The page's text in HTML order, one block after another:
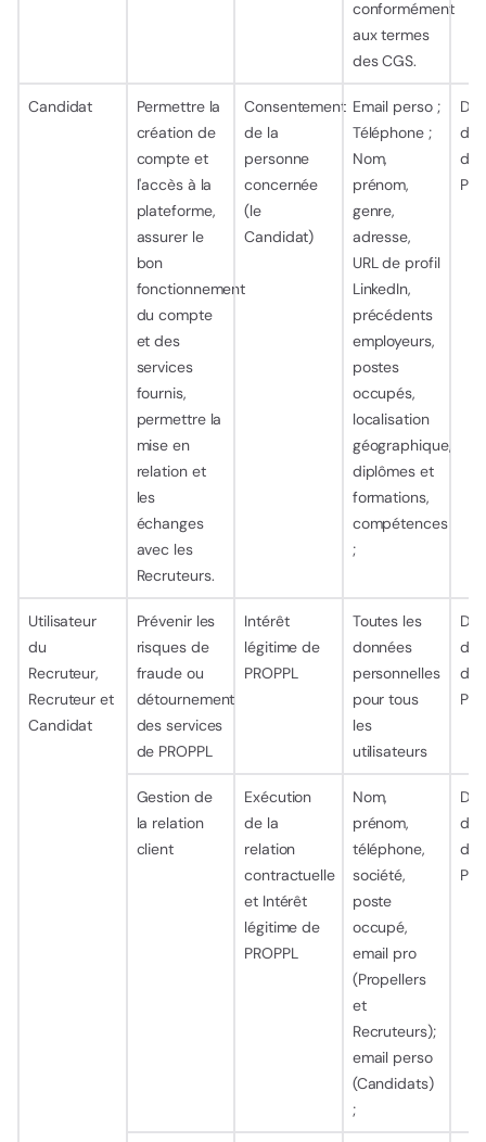
conformément
aux termes
des CGS.
Candidat
Permettre la
création de
compte et
l'accès à la
plateforme,
assurer le
bon
fonctionnement
du compte
et des
services
fournis,
permettre la
mise en
relation et
les
échanges
avec les
Recruteurs.
Consentement
de la
personne
concernée
(le
Candidat)
Email perso ;
Téléphone ;
Nom,
prénom,
genre,
adresse,
URL de profil
LinkedIn,
précédents
employeurs,
postes
occupés,
localisation
géographique,
diplômes et
formations,
compétences
;
de
Utilisateur
du
Recruteur,
Recruteur et
Candidat
Prévenir les
risques de
fraude ou
détournement
des services
de PROPPL
Intérêt
légitime de
PROPPL
Toutes les
données
personnelles
pour tous
les
utilisateurs
de
Gestion de
la relation
client
Exécution
de la
relation
contractuelle
et Intérêt
légitime de
PROPPL
Nom,
prénom,
téléphone,
société,
poste
occupé,
email pro
(Propellers
et
Recruteurs);
email perso
(Candidats)
;
de